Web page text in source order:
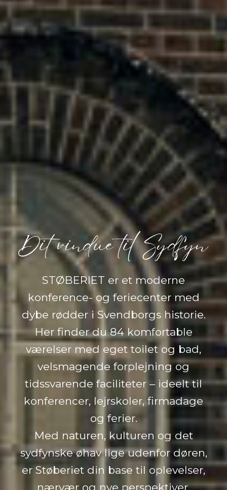
STØBERIET er et moderne
konference- og feriecenter med
dybe rødder i Svendborgs historie.
Her finder du 84 komfortable
værelser med eget toilet og bad,
velsmagende forplejning og
tidssvarende faciliteter – ideelt til
konferencer, lejrskoler, firmadage
og ferier.
Med naturen, kulturen og det
sydfynske øhav lige udenfor døren,
er Støberiet din base til oplevelser,
nærvær og nye perspektiver.